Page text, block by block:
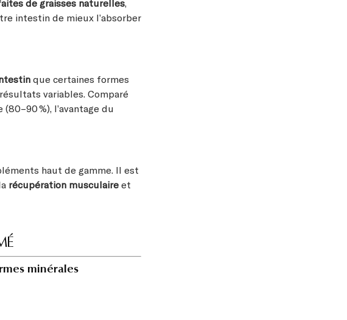
de graisses naturelles,
intestin de mieux l’absorber
que certaines formes
variables. Comparé
%), l’avantage du
haut de gamme. Il est
récupération musculaire et
minérales